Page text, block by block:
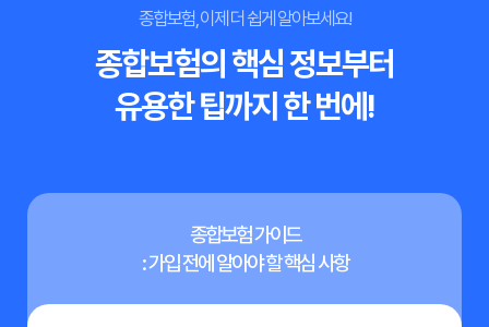
종합보험, 이제 더 쉽게 알아보세요!
종합보험의 핵심 정보부터
유용한 팁까지 한 번에!
종합보험 가이드
: 가입 전에 알아야 할 핵심 사항